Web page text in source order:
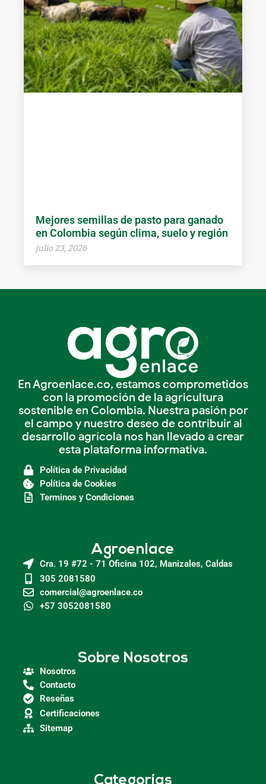
Mejores semillas de pasto para ganado
en Colombia según clima, suelo y región
julio 23, 2026
En Agroenlace.co, estamos comprometidos
con la promoción de la agricultura
sostenible en Colombia. Nuestra pasión por
el campo y nuestro deseo de contribuir al
desarrollo agrícola nos han llevado a crear
esta plataforma informativa.
Política de Privacidad
Política de Cookies
Terminos y Condiciones
Agroenlace
Cra. 19 #72 - 71 Oficina 102, Manizales, Caldas
305 2081580
comercial@agroenlace.co
+57 3052081580
Sobre Nosotros
Nosotros
Contacto
Reseñas
Certificaciones
Sitemap
Categorías